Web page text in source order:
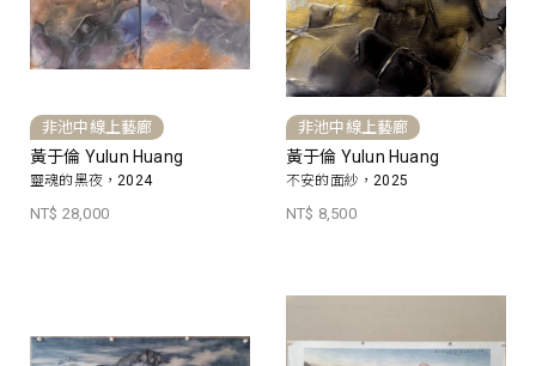
非池中線上藝廊
黃于倫 Yulun Huang
靈魂的黑夜，2024
NT$ 28,000
非池中線上藝廊
黃于倫 Yulun Huang
不安的面紗，2025
NT$ 8,500